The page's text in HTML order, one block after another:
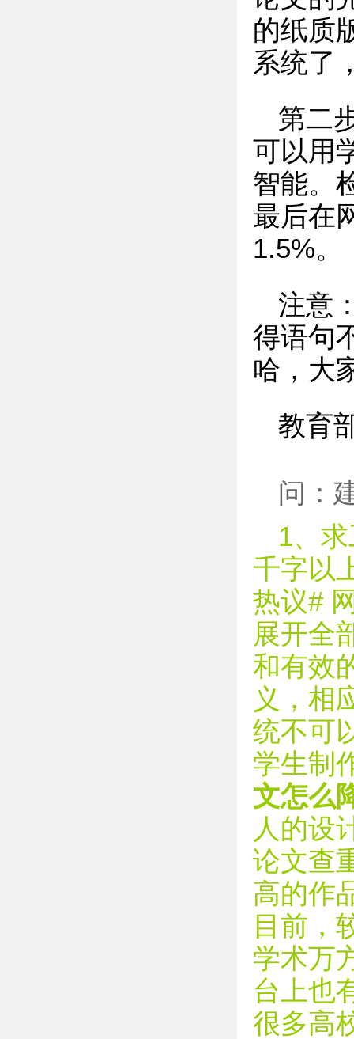
的纸质
系统了
第二
可以用
智能。
最后在
1.5%。
注意
得语句
哈，大
教育
问：
1、
千字以
热议#
展开全
和有效
义，相
统不可
学生制
文怎么
人的设
论文查
高的作
目前，
学术万
台上也
很多高